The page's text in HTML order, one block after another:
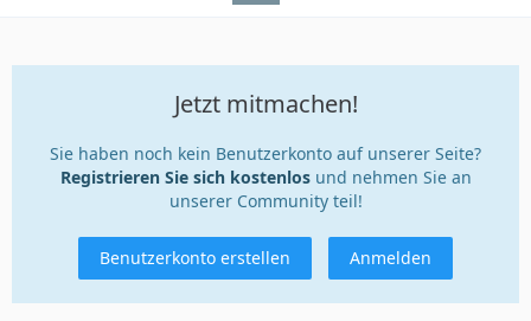
Jetzt mitmachen!
Sie haben noch kein Benutzerkonto auf unserer Seite?
Registrieren Sie sich kostenlosund nehmen Sie an
unserer Community teil!
Benutzerkonto erstellen Anmelden